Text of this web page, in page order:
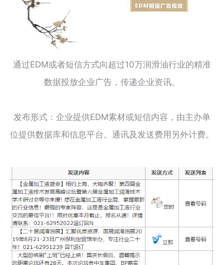
通过EDM或者短信方式向超过10万润滑油行业的精准
数据投放企业广告，传递企业资讯。
发布形式：企业提供EDM素材或短信内容，由主办单
位提供数据库和信息平台。通讯及发送费用另外计费。